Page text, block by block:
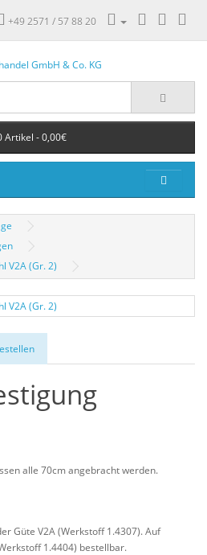
+49 2571 / 57 88 20
Artikel - 0,00€
V2A (Gr. 2)
alle 70cm angebracht werden.
Güte V2A (Werkstoff 1.4307). Auf
1.4404) bestellbar.